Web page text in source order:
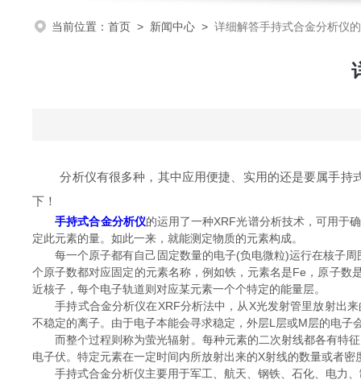
当前位置： 首页 > 新闻中心 > 详细解答手持式合金分析仪
分析仪有很多种，其中应用便捷、实用的还是要属手持式
下！
手持式合金分析仪的运用了一种XRF光谱分析技术，可用于
定此元素的量。如此一来，就能测定物质的元素构成。
每一个原子都有自己固定数量的电子(负电微粒)运行在核子周
个原子数都对应固定的元素名称，例如铁，元素名是Fe，原子
近核子，每个电子轨道则对应某元素一个个特定的能量层。
手持式合金分析仪在XRF分析法中，从X光发射管里放射出来
不稳定的离子。由于电子本能会寻求稳定，外层L层或M层的电
而整个过程则称为萤光辐射。每种元素的二次射线都各有特征
电子伏。特定元素在一定时间内所放射出来的X射线的数量或者
手持式合金分析仪主要用于军工、航天、钢铁、石化、电力、